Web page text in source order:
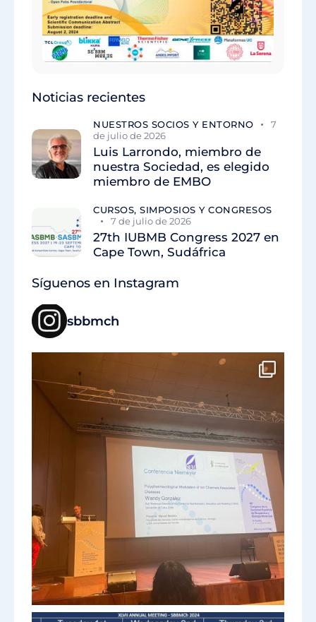
Noticias recientes
NUESTROS SOCIOS Y ENTORNO
7
de julio de 2026
Luis Larrondo, miembro de
nuestra Sociedad, es elegido
miembro de EMBO
CURSOS, SIMPOSIOS Y CONGRESOS
7 de julio de 2026
27th IUBMB Congress 2027 en
Cape Town, Sudáfrica
Síguenos en Instagram
sbbmch